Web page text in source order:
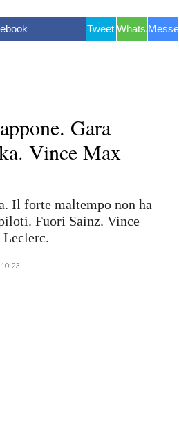
Tweet WhatsApp
Gara
Vince Max
Il forte maltempo non ha
Fuori Sainz. Vince
Leclerc.